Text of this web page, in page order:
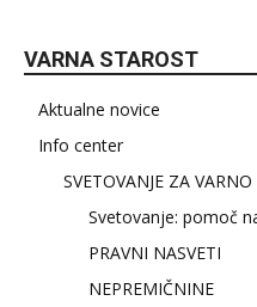
VARNA STAROST
Aktualne novice
Info center
SVETOVANJE ZA
Svetovanje: pomoč
PRAVNI NASVETI
NEPREMIČNINE